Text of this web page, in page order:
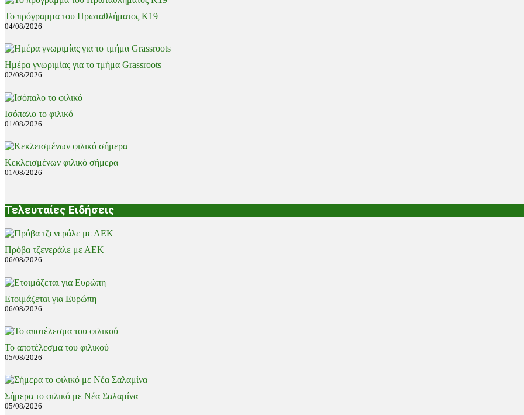
Το πρόγραμμα του Πρωταθλήματος Κ19
04/08/2026
Ημέρα γνωριμίας για το τμήμα Grassroots
02/08/2026
Ισόπαλο το φιλικό
01/08/2026
Κεκλεισμένων φιλικό σήμερα
01/08/2026
Τελευταίες Ειδήσεις
Πρόβα τζενεράλε με ΑΕΚ
06/08/2026
Ετοιμάζεται για Ευρώπη
06/08/2026
Το αποτέλεσμα του φιλικού
05/08/2026
Σήμερα το φιλικό με Νέα Σαλαμίνα
05/08/2026